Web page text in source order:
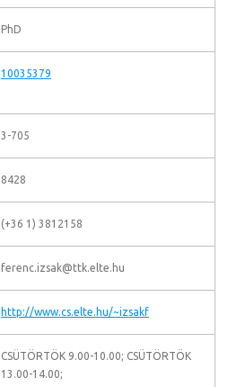
PhD
10035379
3-705
8428
(+36 1) 3812158
ferenc.izsak@ttk.elte.hu
http://www.cs.elte.hu/~izsakf
CSÜTÖRTÖK 9.00-10.00; CSÜTÖRTÖK
13.00-14.00;